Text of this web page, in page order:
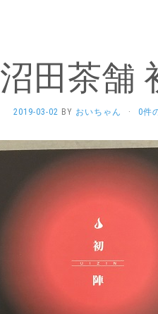
沼田茶舗
2019-03-02 BY おいちゃん · 0件